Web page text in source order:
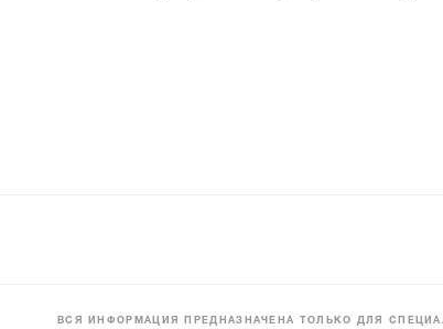
ВСЯ ИНФОРМАЦИЯ ПРЕДНАЗНАЧЕНА ТОЛЬКО ДЛЯ